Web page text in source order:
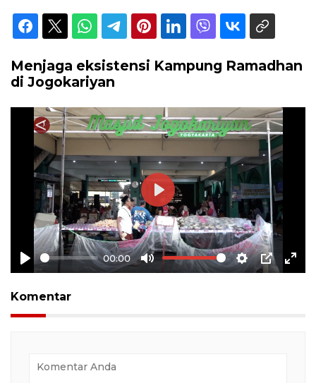
Menjaga eksistensi Kampung Ramadhan
di Jogokariyan
Play
00:00
Mute Settings
PIP
Play
Komentar